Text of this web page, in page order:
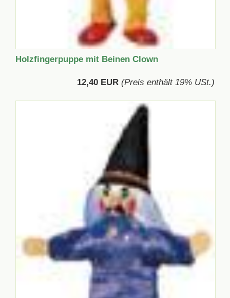
Holzfingerpuppe mit Beinen Clown
12,40 EUR (Preis enthält 19% USt.)